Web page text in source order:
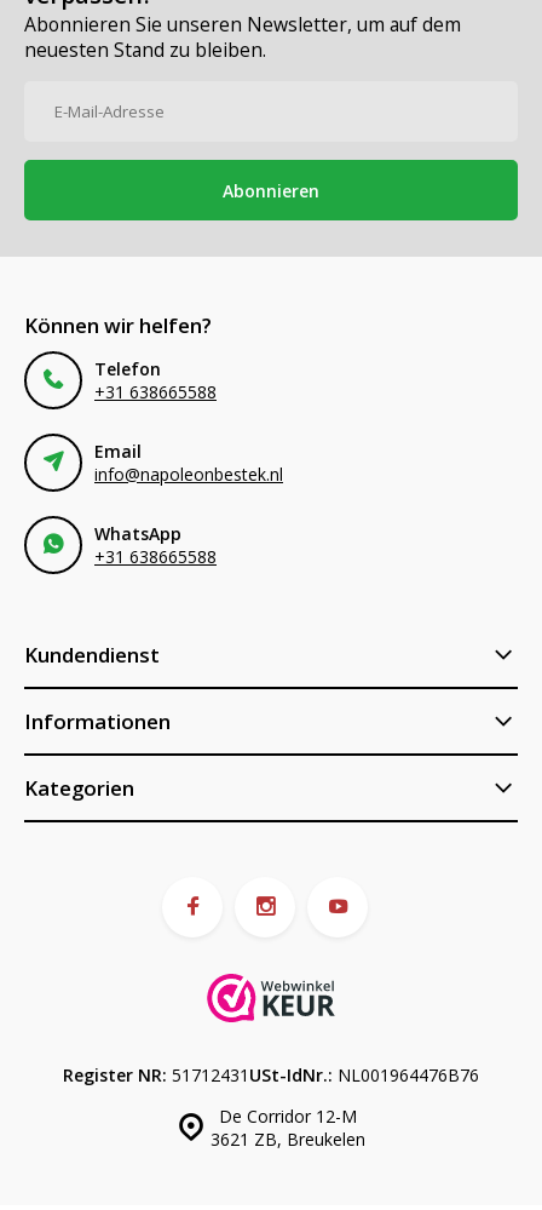
Abonnieren Sie unseren Newsletter, um auf dem
neuesten Stand zu bleiben.
Abonnieren
Können wir helfen?
Telefon
+31 638665588
Email
info@napoleonbestek.nl
WhatsApp
+31 638665588
Kundendienst
Informationen
Kategorien
De Corridor 12-M
3621 ZB, Breukelen
Register NR: 51712431 USt-IdNr.: NL001964476B76